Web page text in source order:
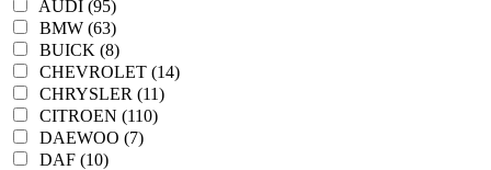
AUDI (95)
BMW (63)
BUICK (8)
CHEVROLET (14)
CHRYSLER (11)
CITROEN (110)
DAEWOO (7)
DAF (10)